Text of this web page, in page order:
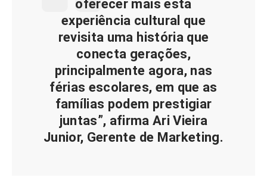
oferecer mais esta
experiência cultural que
revisita uma história que
conecta gerações,
principalmente agora, nas
férias escolares, em que as
famílias podem prestigiar
juntas”, afirma Ari Vieira
Junior, Gerente de Marketing.